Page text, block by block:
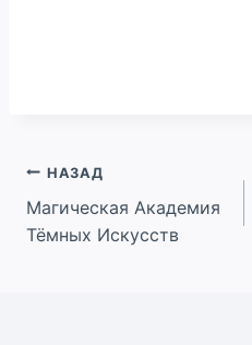
Навигация
по
НАЗАД
Магическая Академия
Тёмных Искусств